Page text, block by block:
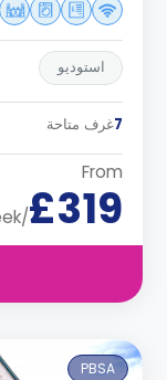
استوديو
7غرف متاحة
From
£319
/week
PBSA